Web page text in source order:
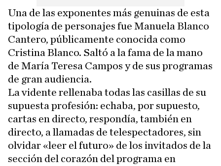
Una de las exponentes más genuinas de esta
tipología de personajes fue Manuela Blanco
Cantero, públicamente conocida como
Cristina Blanco. Saltó a la fama de la mano
de María Teresa Campos y de sus programas
de gran audiencia.
La vidente rellenaba todas las casillas de su
supuesta profesión: echaba, por supuesto,
cartas en directo, respondía, también en
directo, a llamadas de telespectadores, sin
olvidar «leer el futuro» de los invitados de la
sección del corazón del programa en